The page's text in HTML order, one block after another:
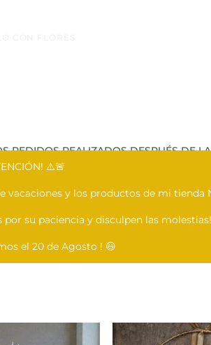
PEDIDOS REALIZADOS DESPUÉS DE
⚠️🚨
vacaciones y los productos de mi tienda
por su paciencia y disculpen las molestias!
el 20 de Agosto ! 😃